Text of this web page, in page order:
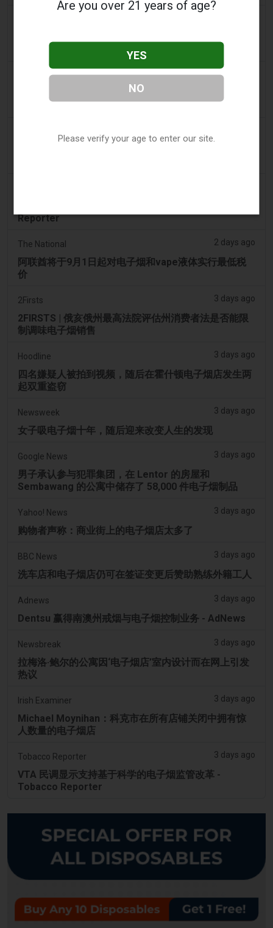
The Irish Times 2 days ago
电子烟税在九个月内筹集了2200万欧元后，政府正考虑
提高税率
Reporter
The National 2 days ago
阿联酋将于9月1日起对电子烟和vape液体实行最低税
价
2Firsts 3 days ago
2FIRSTS | 俄亥俄州最高法院评估州消费者法是否能限
制调味电子烟销售
Hoodline 3 days ago
四名嫌疑人被拍到视频，随后在霍什顿电子烟店发生两
起双重盗窃
Newsweek 3 days ago
女子吸电子烟十年，随后迎来改变人生的发现
Google News 3 days ago
男子承认参与犯罪集团，在 Lentor 的房屋和
Sembawang 的公寓中储存了 58,000 件电子烟制品
Yahoo! News 3 days ago
购物者声称：商业街上的电子烟店太多了
BBC News 3 days ago
洗车店和电子烟店仍可在签证变更后赞助熟练外籍工人
Adnews 3 days ago
Dentsu 赢得南澳州戒烟与电子烟控制业务 - AdNews
Newsbreak 3 days ago
拉梅洛·鲍尔的公寓因‘电子烟店’室内设计而在网上引发
热议
Irish Examiner 3 days ago
Michael Moynihan：科克市在所有店铺关闭中拥有惊
人数量的电子烟店
Tobacco Reporter 3 days ago
VTA 民调显示支持基于科学的电子烟监管改革 -
Tobacco Reporter
Are you over 21 years of age?
YES
NO
Please verify your age to enter our site.